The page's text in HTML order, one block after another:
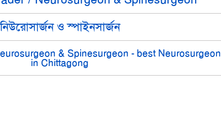
নিউরোসার্জন ও স্পাইনসার্জন
& Spinesurgeon - best Neurosurgeon
in Chittagong